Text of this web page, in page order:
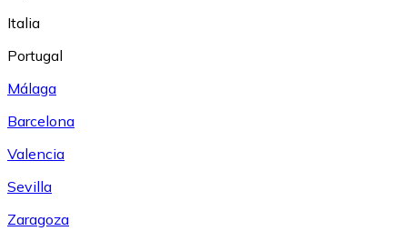
Italia
Portugal
Málaga
Barcelona
Valencia
Sevilla
Zaragoza